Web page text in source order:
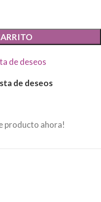
de deseos
de deseos
producto ahora!